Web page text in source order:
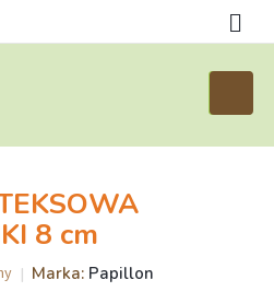
8 cm
Marka: Papillon